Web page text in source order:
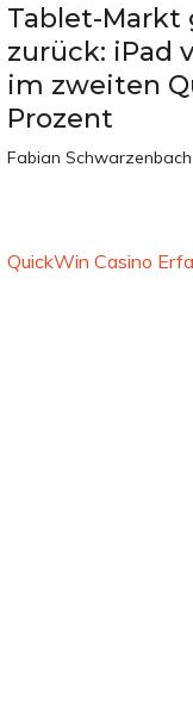
Tablet-Markt
zurück: iPad
im zweiten
Prozent
Fabian Schwarzenbach
QuickWin Casino